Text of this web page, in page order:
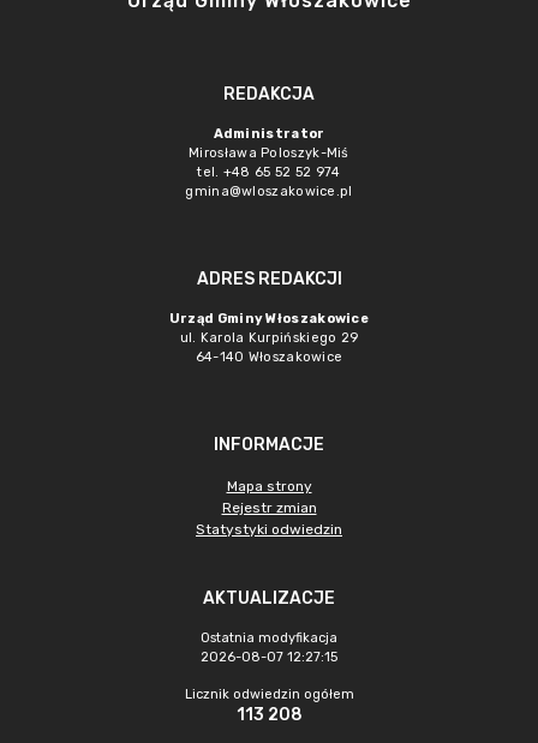
REDAKCJA
Administrator
Mirosława Poloszyk-Miś
tel. +48 65 52 52 974
gmina@wloszakowice.pl
ADRES REDAKCJI
Urząd Gminy Włoszakowice
ul. Karola Kurpińskiego 29
64-140 Włoszakowice
INFORMACJE
Mapa strony
Rejestr zmian
Statystyki odwiedzin
AKTUALIZACJE
Ostatnia modyfikacja
2026-08-07 12:27:15
Licznik odwiedzin ogółem
113 208